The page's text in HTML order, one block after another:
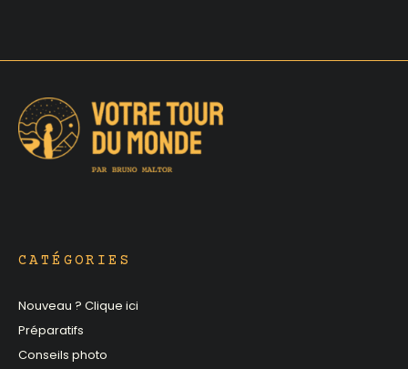
CATÉGORIES
Nouveau ? Clique ici
Préparatifs
Conseils photo